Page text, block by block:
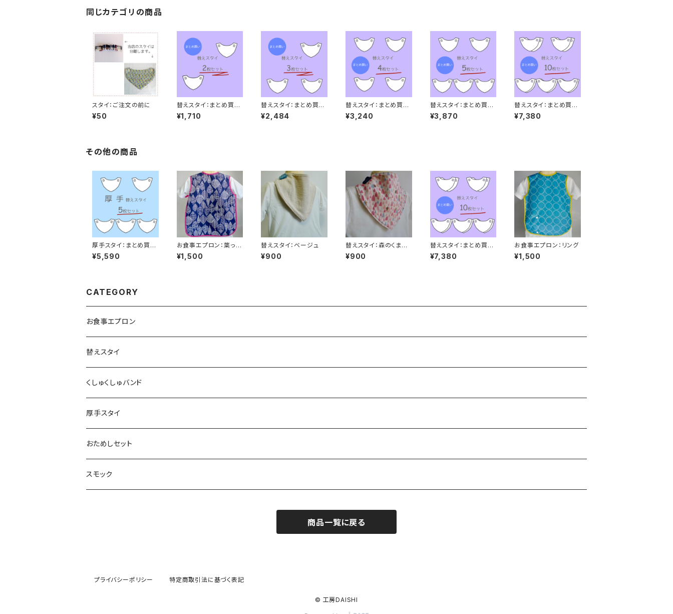
同じカテゴリの商品
スタイ：ご注文の前に
¥50
替えスタイ：まとめ買い
2枚
¥1,710
替えスタイ：まとめ買い
3枚
¥2,484
替えスタイ：まとめ買い
4枚
¥3,240
替えスタイ：まとめ買い
5枚
¥3,870
替えスタイ：まとめ買い1
0枚
¥7,380
その他の商品
厚手スタイ：まとめ買い
5枚
¥5,590
お食事エプロン：葉っぱ
（つつじ色）
¥1,500
替えスタイ：ベージュ
¥900
替えスタイ：森のくまさ
ん
¥900
替えスタイ：まとめ買い1
0枚
¥7,380
お食事エプロン：リング
¥1,500
CATEGORY
お食事エプロン
替えスタイ
くしゅくしゅバンド
厚手スタイ
おためしセット
スモック
商品一覧に戻る
プライバシーポリシー 特定商取引法に基づく表記
© 工房DAISHI